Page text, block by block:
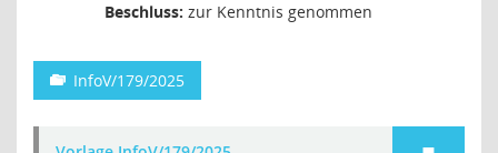
Beschluss: zur Kenntnis genommen
InfoV/179/2025